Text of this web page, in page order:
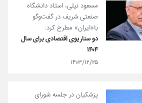
مسعود نیلی، استاد دانشگاه
صنعتی شریف در گفت‌و‌گو
با«ایران» مطرح کرد:
دو سناریوی اقتصادی برای سال
۱۴۰۴
۱۴۰۳/۱۲/۲۵
پزشکیان در جلسه شورای